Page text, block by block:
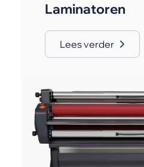
Laminatoren
Lees verder